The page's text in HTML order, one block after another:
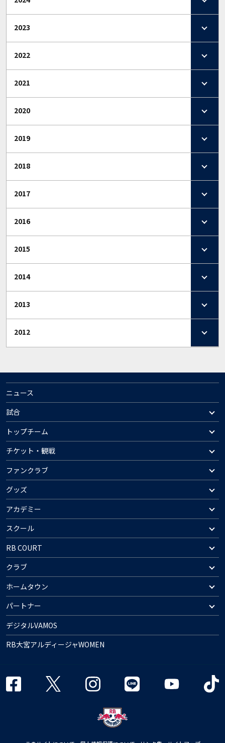
2023
2022
2021
2020
2019
2018
2017
2016
2015
2014
2013
2012
ニュース
試合
トップチーム
チケット・観戦
ファンクラブ
グッズ
アカデミー
スクール
RB COURT
クラブ
ホームタウン
パートナー
デジタルVAMOS
RB大宮アルディージャWOMEN